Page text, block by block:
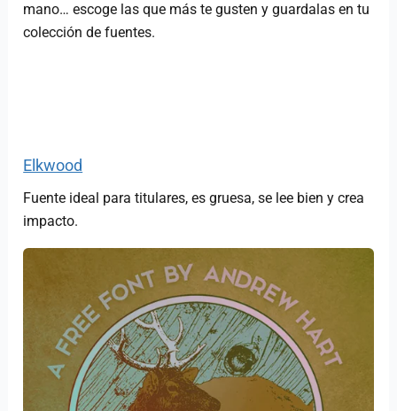
mano… escoge las que más te gusten y guardalas en tu
colección de fuentes.
Elkwood
Fuente ideal para titulares, es gruesa, se lee bien y crea
impacto.